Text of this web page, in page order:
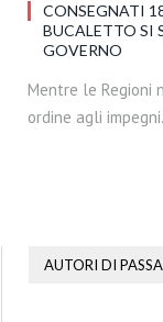
CONSEGNATI
BUCALETTO SI
GOVERNO
Mentre le Regioni
ordine agli
AUTORI DI